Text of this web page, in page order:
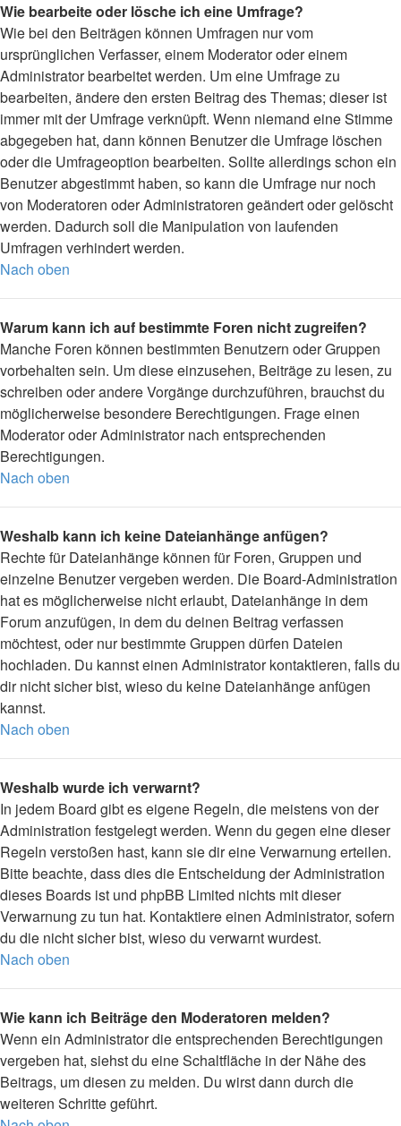
Wie bearbeite oder lösche ich eine Umfrage?
Wie bei den Beiträgen können Umfragen nur vom
ursprünglichen Verfasser, einem Moderator oder einem
Administrator bearbeitet werden. Um eine Umfrage zu
bearbeiten, ändere den ersten Beitrag des Themas; dieser ist
immer mit der Umfrage verknüpft. Wenn niemand eine Stimme
abgegeben hat, dann können Benutzer die Umfrage löschen
oder die Umfrageoption bearbeiten. Sollte allerdings schon ein
Benutzer abgestimmt haben, so kann die Umfrage nur noch
von Moderatoren oder Administratoren geändert oder gelöscht
werden. Dadurch soll die Manipulation von laufenden
Umfragen verhindert werden.
Nach oben
Warum kann ich auf bestimmte Foren nicht zugreifen?
Manche Foren können bestimmten Benutzern oder Gruppen
vorbehalten sein. Um diese einzusehen, Beiträge zu lesen, zu
schreiben oder andere Vorgänge durchzuführen, brauchst du
möglicherweise besondere Berechtigungen. Frage einen
Moderator oder Administrator nach entsprechenden
Berechtigungen.
Nach oben
Weshalb kann ich keine Dateianhänge anfügen?
Rechte für Dateianhänge können für Foren, Gruppen und
einzelne Benutzer vergeben werden. Die Board-Administration
hat es möglicherweise nicht erlaubt, Dateianhänge in dem
Forum anzufügen, in dem du deinen Beitrag verfassen
möchtest, oder nur bestimmte Gruppen dürfen Dateien
hochladen. Du kannst einen Administrator kontaktieren, falls du
dir nicht sicher bist, wieso du keine Dateianhänge anfügen
kannst.
Nach oben
Weshalb wurde ich verwarnt?
In jedem Board gibt es eigene Regeln, die meistens von der
Administration festgelegt werden. Wenn du gegen eine dieser
Regeln verstoßen hast, kann sie dir eine Verwarnung erteilen.
Bitte beachte, dass dies die Entscheidung der Administration
dieses Boards ist und phpBB Limited nichts mit dieser
Verwarnung zu tun hat. Kontaktiere einen Administrator, sofern
du die nicht sicher bist, wieso du verwarnt wurdest.
Nach oben
Wie kann ich Beiträge den Moderatoren melden?
Wenn ein Administrator die entsprechenden Berechtigungen
vergeben hat, siehst du eine Schaltfläche in der Nähe des
Beitrags, um diesen zu melden. Du wirst dann durch die
weiteren Schritte geführt.